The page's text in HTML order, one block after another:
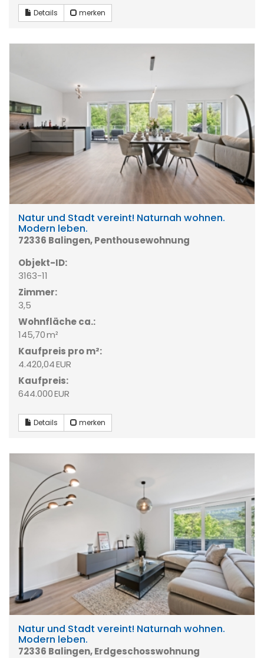
Details merken
Natur und Stadt vereint! Naturnah wohnen.
Modern leben.
72336 Balingen, Penthousewohnung
Objekt-ID:
3163-11
Zimmer:
3,5
Wohnfläche ca.:
145,70 m²
Kaufpreis pro m²:
4.420,04 EUR
Kaufpreis:
644.000 EUR
Details merken
Natur und Stadt vereint! Naturnah wohnen.
Modern leben.
72336 Balingen, Erdgeschosswohnung